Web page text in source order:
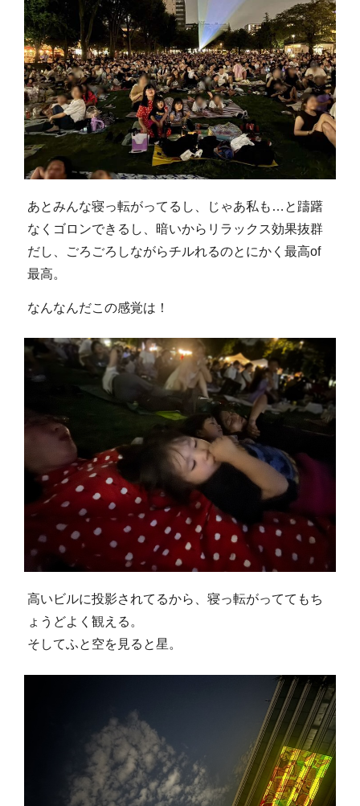
あとみんな寝っ転がってるし、じゃあ私も…と躊躇
なくゴロンできるし、暗いからリラックス効果抜群
だし、ごろごろしながらチルれるのとにかく最高of
最高。
なんなんだこの感覚は！
高いビルに投影されてるから、寝っ転がっててもち
ょうどよく観える。
そしてふと空を見ると星。